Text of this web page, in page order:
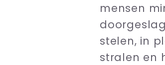
mensen
stelen, in
stralen en